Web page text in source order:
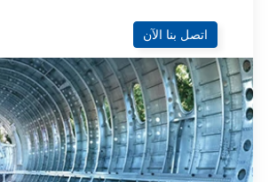
اتصل بنا الآن